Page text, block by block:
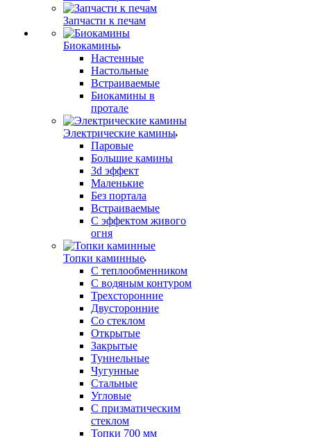
Запчасти к печам
Биокамины
Настенные
Настольные
Встраиваемые
Биокамины в
протале
Электрические камины
Паровые
Большие камины
3d эффект
Маленькие
Без портала
Встраиваемые
С эффектом живого
огня
Топки каминные
С теплообменником
С водяным контуром
Трехсторонние
Двусторонние
Со стеклом
Открытые
Закрытые
Туннельные
Чугунные
Стальные
Угловые
С призматическим
стеклом
Топки 700 мм